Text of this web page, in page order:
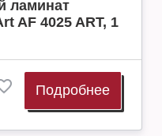
ламинат
AF 4025 ART, 1
Подробнее